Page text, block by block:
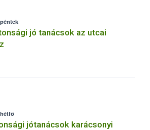
jó tanácsok az utcai
jótanácsok karácsonyi